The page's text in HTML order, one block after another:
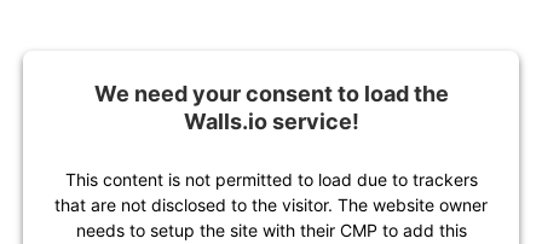
We need your consent to load the
Walls.io service!
This content is not permitted to load due to trackers
that are not disclosed to the visitor. The website owner
needs to setup the site with their CMP to add this